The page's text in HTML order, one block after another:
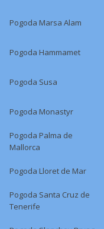
Pogoda Marsa Alam
Pogoda Hammamet
Pogoda Susa
Pogoda Monastyr
Pogoda Palma de
Mallorca
Pogoda Lloret de Mar
Pogoda Santa Cruz de
Tenerife